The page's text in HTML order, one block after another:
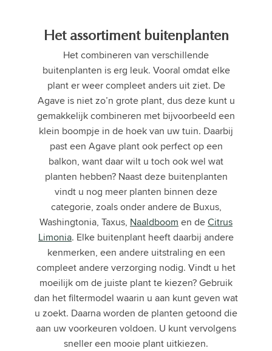
Het assortiment buitenplanten
Het combineren van verschillende
buitenplanten is erg leuk. Vooral omdat elke
plant er weer compleet anders uit ziet. De
Agave is niet zo’n grote plant, dus deze kunt u
gemakkelijk combineren met bijvoorbeeld een
klein boompje in de hoek van uw tuin. Daarbij
past een Agave plant ook perfect op een
balkon, want daar wilt u toch ook wel wat
planten hebben? Naast deze buitenplanten
vindt u nog meer planten binnen deze
categorie, zoals onder andere de Buxus,
Washingtonia, Taxus, Naaldboom en deCitrus
Limonia. Elke buitenplant heeft daarbij andere
kenmerken, een andere uitstraling en een
compleet andere verzorging nodig. Vindt u het
moeilijk om de juiste plant te kiezen? Gebruik
dan het filtermodel waarin u aan kunt geven wat
u zoekt. Daarna worden de planten getoond die
aan uw voorkeuren voldoen. U kunt vervolgens
sneller een mooie plant uitkiezen.